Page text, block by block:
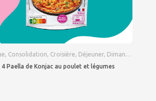
MÉLANGÉ,Lundi,MADE IN FRANCE ,Mardi
,Dîner,Grignotage,Jeudi,L'escalier nutritionnel
Consolidation Croisière Déjeuner, Dimanche
Paella de Konjac au poulet et légumes